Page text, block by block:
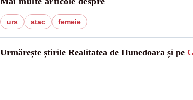
urs atac femeie
Urmărește știrile Realitatea de Hunedoara și pe